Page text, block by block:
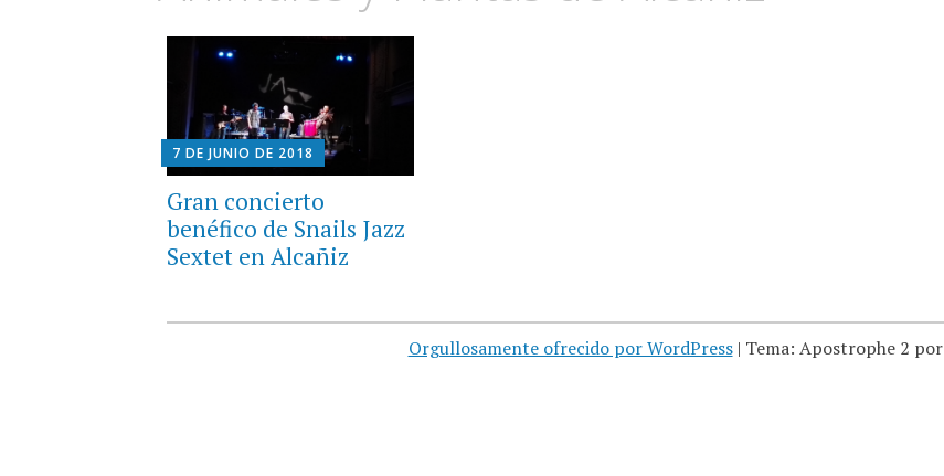
7 DE JUNIO DE 2018
Gran concierto
benéfico de Snails Jazz
Sextet en Alcañiz
Orgullosamente ofrecido por WordPress | Tema: Apostrophe 2 por